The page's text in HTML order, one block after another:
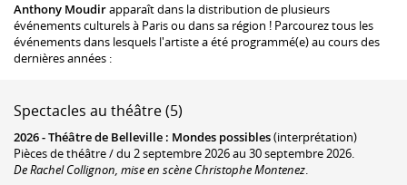
Anthony Moudirapparaît dans la distribution de plusieurs
événements culturels à Paris ou dans sa région ! Parcourez tous les
événements dans lesquels l'artiste a été programmé(e) au cours des
dernières années :
Spectacles au théâtre (5)
2026 -Théâtre de Belleville : Mondes possibles(interprétation)
Pièces de théâtre / du 2 septembre 2026 au 30 septembre 2026.
De Rachel Collignon, mise en scène Christophe Montenez.